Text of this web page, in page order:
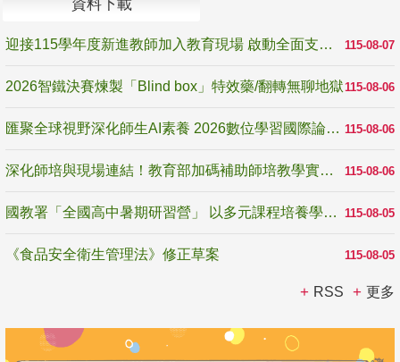
資料下載
115-08-07
迎接115學年度新進教師加入教育現場 啟動全面支持陪伴
115-08-06
2026智鐵決賽煉製「Blind box」特效藥/翻轉無聊地獄
115-08-06
匯聚全球視野深化師生AI素養 2026數位學習國際論壇高雄登場
115-08-06
深化師培與現場連結！教育部加碼補助師培教學實踐研究 10月師培國際研討會交流教學實踐經驗
115-08-05
國教署「全國高中暑期研習營」 以多元課程培養學生瞭解誠信專業與倫理價值
115-08-05
《食品安全衛生管理法》修正草案
RSS 更多